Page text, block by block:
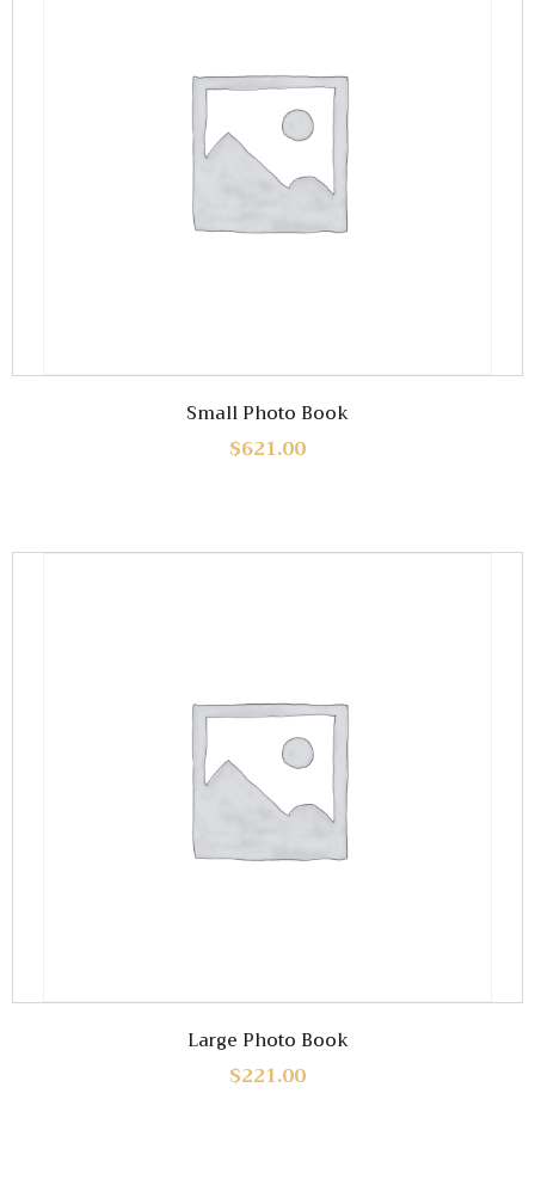
Small Photo Book
$621.00
Large Photo Book
$221.00